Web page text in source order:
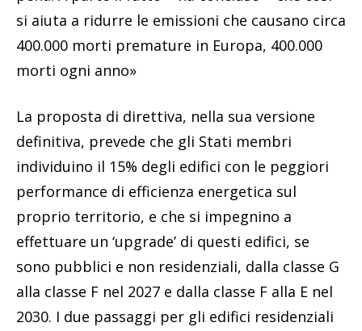
si aiuta a ridurre le emissioni che causano circa
400.000 morti premature in Europa, 400.000
morti ogni anno»
La proposta di direttiva, nella sua versione
definitiva, prevede che gli Stati membri
individuino il 15% degli edifici con le peggiori
performance di efficienza energetica sul
proprio territorio, e che si impegnino a
effettuare un ‘upgrade’ di questi edifici, se
sono pubblici e non residenziali, dalla classe G
alla classe F nel 2027 e dalla classe F alla E nel
2030. I due passaggi per gli edifici residenziali